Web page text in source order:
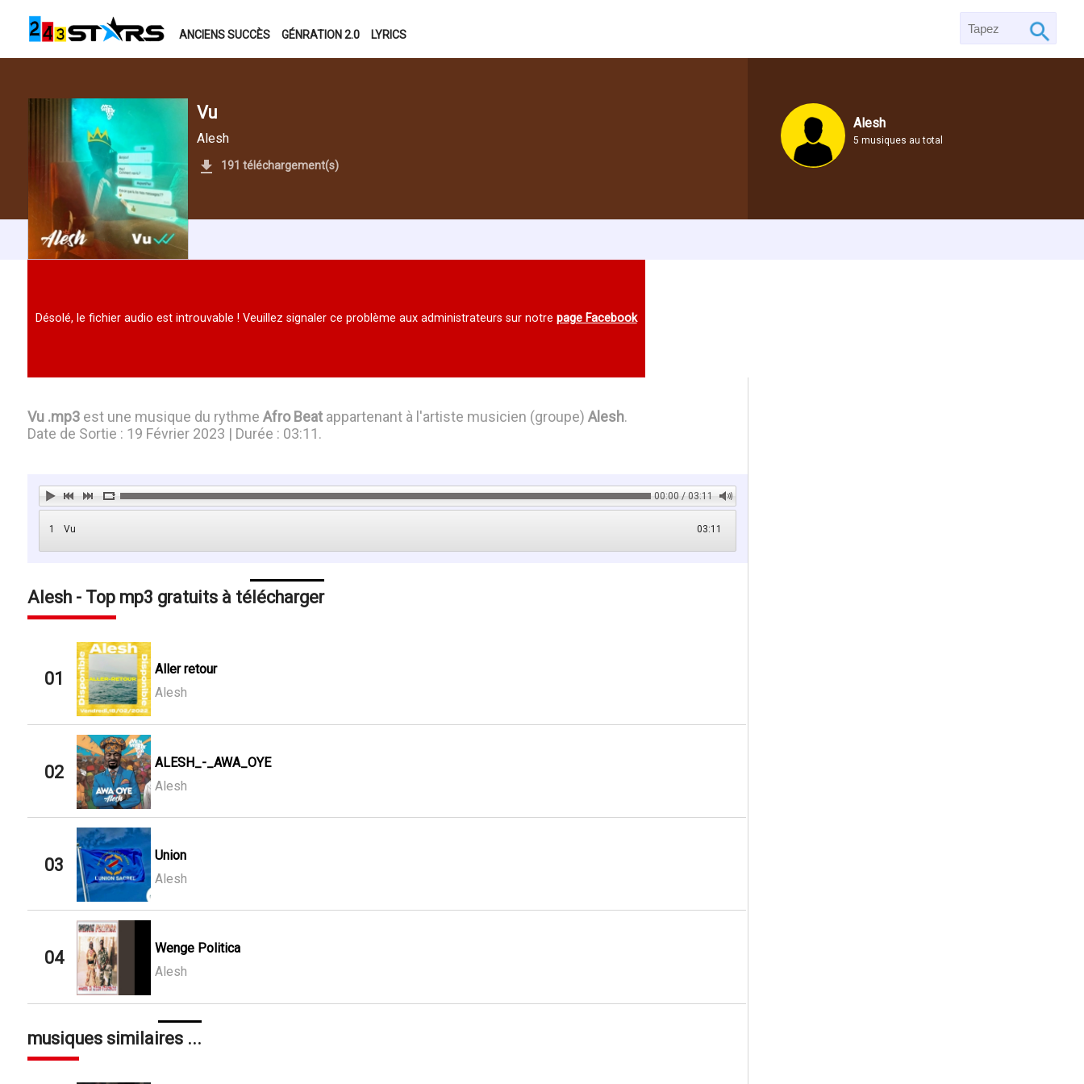
ANCIENS SUCCÈS GÉNRATION 2.0 LYRICS
Vu
Alesh
191 téléchargement(s)
Alesh
5 musiques au total
Désolé, le fichier audio est introuvable ! Veuillez signaler ce problème aux administrateurs sur notre page Facebook
Vu .mp3est une musique du rythme Afro Beatappartenant à l'artiste musicien (groupe) Alesh.
Date de Sortie : 19 Février 2023 | Durée : 03:11.
00:00 / 03:11
1 03:11
Vu
Alesh - Top mp3 gratuits à télécharger
01
Aller retour
Alesh
02
ALESH_-_AWA_OYE
Alesh
03
Union
Alesh
04
Wenge Politica
Alesh
musiques similaires ...